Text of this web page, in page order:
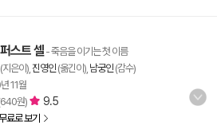
스트 셀- 죽음을 이기는 첫 이름
은이), 진영인 (옮긴이), 남궁인 (감수)
11월
원) 9.5
료로 보기